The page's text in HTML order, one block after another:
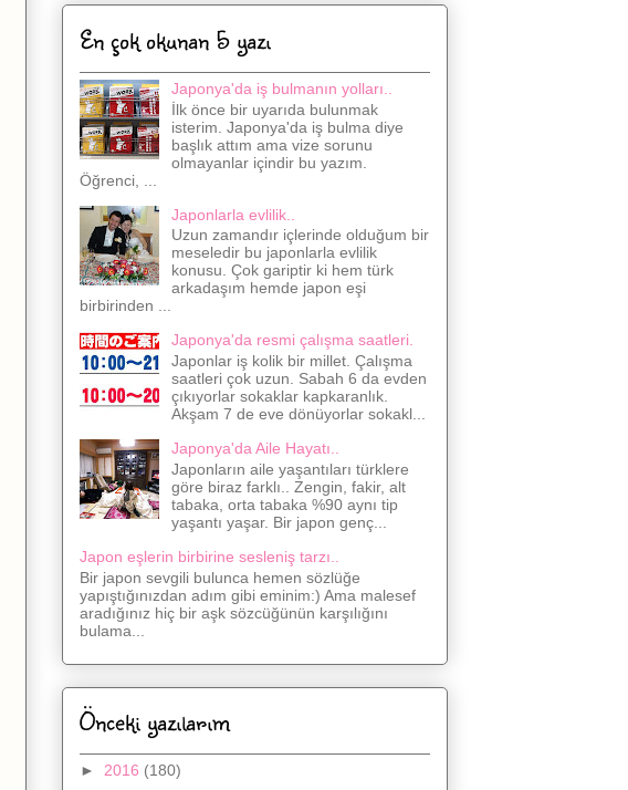
En çok okunan 5 yazı
Japonya'da iş bulmanın yolları..
İlk önce bir uyarıda bulunmak
isterim. Japonya'da iş bulma diye
başlık attım ama vize sorunu
olmayanlar içindir bu yazım.
Öğrenci, ...
Japonlarla evlilik..
Uzun zamandır içlerinde olduğum bir
meseledir bu japonlarla evlilik
konusu. Çok gariptir ki hem türk
arkadaşım hemde japon eşi
birbirinden ...
Japonya'da resmi çalışma saatleri.
Japonlar iş kolik bir millet. Çalışma
saatleri çok uzun. Sabah 6 da evden
çıkıyorlar sokaklar kapkaranlık.
Akşam 7 de eve dönüyorlar sokakl...
Japonya'da Aile Hayatı..
Japonların aile yaşantıları türklere
göre biraz farklı.. Zengin, fakir, alt
tabaka, orta tabaka %90 aynı tip
yaşantı yaşar. Bir japon genç...
Japon eşlerin birbirine sesleniş tarzı..
Bir japon sevgili bulunca hemen sözlüğe
yapıştığınızdan adım gibi eminim:) Ama malesef
aradığınız hiç bir aşk sözcüğünün karşılığını
bulama...
Önceki yazılarım
► 2016 (180)